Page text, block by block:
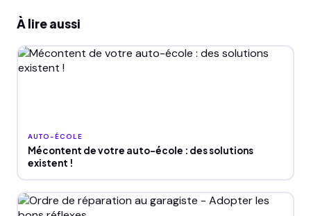
À lire aussi
AUTO-ÉCOLE
Mécontent de votre auto-école : des solutions
existent !